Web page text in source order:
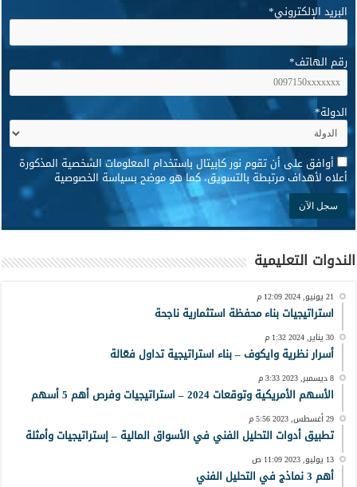
البريد الإلكتروني*
رقم الهاتف*
الدولة*
* أوافق على أن تقوم نور كابيتال باستخدام المعلومات الشخصية المذكورة
أعلاه لأهداف مرتبطة بالتسويق، كما هو موضح بسياسة الخصوصية
الندوات التعليمية
21 يونيو, 2024 12:09 م
استراتيجيات بناء محفظة استثمارية ناجحة
30 يناير, 2024 1:32 م
أسرار نظرية وايكوف – بناء استراتيجية تداول فعّالة
8 ديسمبر, 2023 3:33 م
الأسهم الأمريكية وتوقعات 2024 – استراتيجيات وفرص أهم 5 أسهم
29 أغسطس, 2023 5:56 م
تطبيق أدوات التحليل الفني في الأسواق المالية – إستراتيجيات وأمثلة
13 يوليو, 2023 11:09 ص
أهم 3 نماذج في التحليل الفني